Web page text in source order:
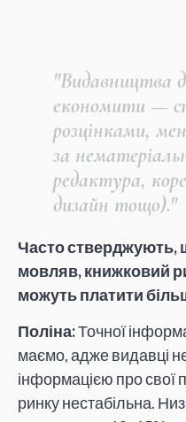
"Видавництва
економити —
розцінками,
за
редактура,
дизайн тощо)."
Часто стверджують,
мовляв, книжковий
можуть платити
Поліна:Точної
маємо, адже видавці
інформацією про свої
ринку нестабільна.